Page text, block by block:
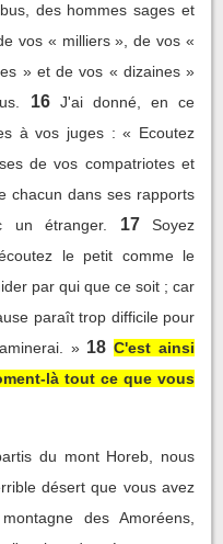
des hommes sages et
vos « milliers », de vos «
» et de vos « dizaines »
16 J'ai donné, en ce
à vos juges : « Ecoutez
de vos compatriotes et
chacun dans ses rapports
un étranger.
17
Soyez
le petit comme le
par qui que ce soit ; car
paraît trop difficile pour
» 18 C'est ainsi
là tout ce que vous
du mont Horeb, nous
désert que vous avez
des Amoréens,